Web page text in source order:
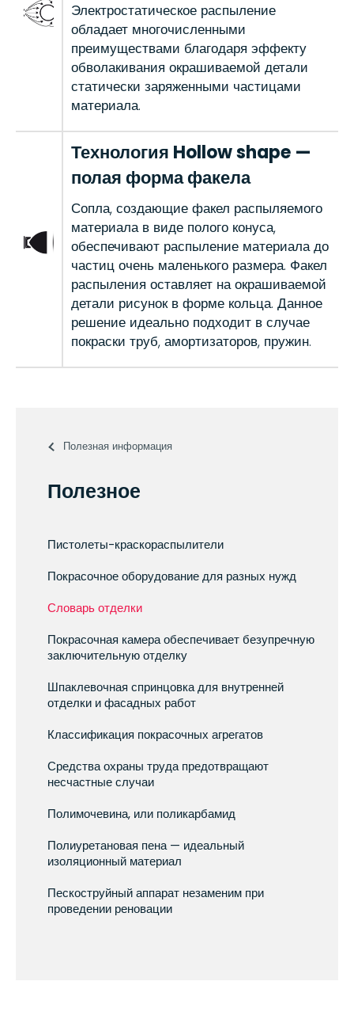
Полезная информация
Полезное
Пистолеты-краскораспылители
Покрасочное оборудование для разных нужд
Словарь отделки
Покрасочная камера обеспечивает безупречную
заключительную отделку
Шпаклевочная спринцовка для внутренней
отделки и фасадных работ
Классификация покрасочных агрегатов
Средства охраны труда предотвращают
несчастные случаи
Полимочевина, или поликарбамид
Полиуретановая пена — идеальный
изоляционный материал
Пескоструйный аппарат незаменим при
проведении реновации
Электростатическое распыление
обладает многочисленными
преимуществами благодаря эффекту
обволакивания окрашиваемой детали
статически заряженными частицами
материала.
Технология Hollow shape —
полая форма факела
Сопла, создающие факел распыляемого
материала в виде полого конуса,
обеспечивают распыление материала до
частиц очень маленького размера. Факел
распыления оставляет на окрашиваемой
детали рисунок в форме кольца. Данное
решение идеально подходит в случае
покраски труб, амортизаторов, пружин.